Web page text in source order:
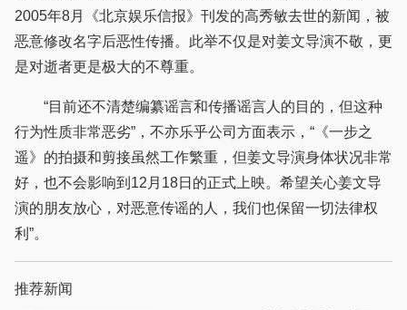
2005年8月《北京娱乐信报》刊发的高秀敏去世的新闻，被
恶意修改名字后恶性传播。此举不仅是对姜文导演不敬，更
是对逝者更是极大的不尊重。
“目前还不清楚编纂谣言和传播谣言人的目的，但这种
行为性质非常恶劣”，不亦乐乎公司方面表示，“《一步之
遥》的拍摄和剪接虽然工作繁重，但姜文导演身体状况非常
好，也不会影响到12月18日的正式上映。希望关心姜文导
演的朋友放心，对恶意传谣的人，我们也保留一切法律权
利”。
推荐新闻